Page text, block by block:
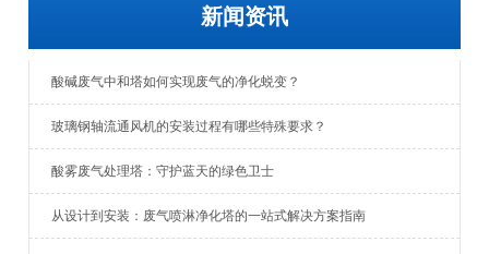
新闻资讯
酸碱废气中和塔如何实现废气的净化蜕变？
玻璃钢轴流通风机的安装过程有哪些特殊要求？
酸雾废气处理塔：守护蓝天的绿色卫士
从设计到安装：废气喷淋净化塔的一站式解决方案指南